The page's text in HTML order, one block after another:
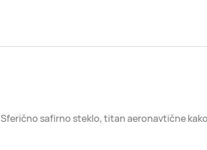
Sferično safirno steklo, titan aeronavtične